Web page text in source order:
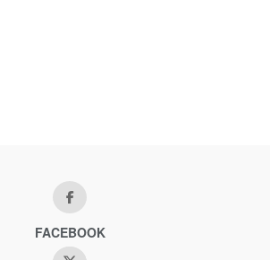
FACEBOOK